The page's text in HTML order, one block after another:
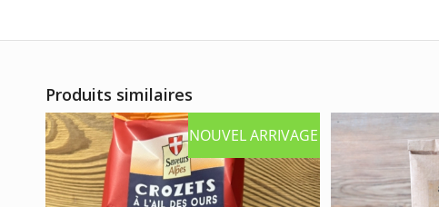
Produits similaires
NOUVEL ARRIVAGE